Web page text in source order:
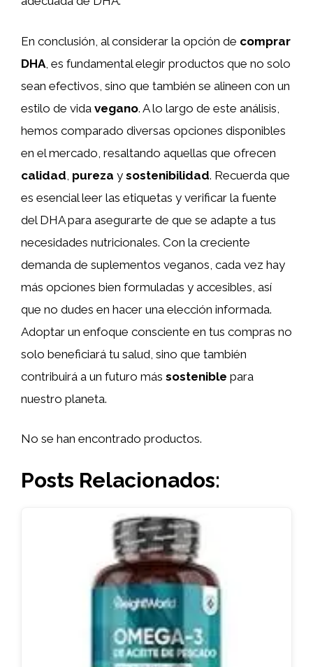
En conclusión, al considerar la opción de comprar
DHA , es fundamental elegir productos que no solo
sean efectivos, sino que también se alineen con un
estilo de vida vegano. A lo largo de este análisis,
hemos comparado diversas opciones disponibles
en el mercado, resaltando aquellas que ofrecen
calidad pureza y sostenibilidad. Recuerda que
es esencial leer las etiquetas y verificar la fuente
del DHA para asegurarte de que se adapte a tus
necesidades nutricionales. Con la creciente
demanda de suplementos veganos, cada vez hay
más opciones bien formuladas y accesibles, así
que no dudes en hacer una elección informada.
Adoptar un enfoque consciente en tus compras no
solo beneficiará tu salud, sino que también
contribuirá a un futuro más sostenible para
nuestro planeta.
No se han encontrado productos.
Posts Relacionados: